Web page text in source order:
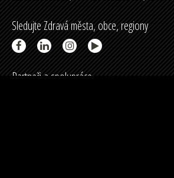
Sledujte Zdravá města, obce, regiony
Partneři a spolupráce